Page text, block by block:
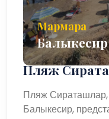
Мармара
Балыкесир
Пляж
Пляж
Балыкесир,